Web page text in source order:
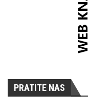
PRATITE NAS